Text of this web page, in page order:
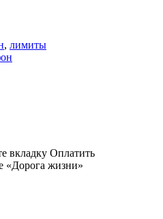
, лимиты
вкладку Оплатить
«Дорога жизни»